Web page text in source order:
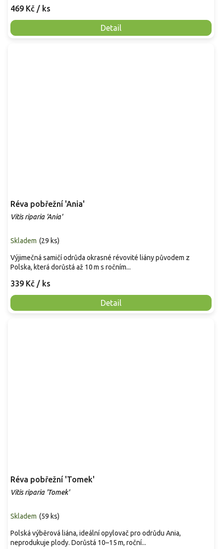
469 Kč / ks
Detail
Réva pobřežní 'Ania'
Vitis riparia 'Ania'
Skladem (29 ks)
339 Kč / ks
Detail
Výjimečná samičí odrůda okrasné révovité liány původem z
Polska, která dorůstá až 10 m s ročním...
Réva pobřežní 'Tomek'
Vitis riparia 'Tomek'
Skladem (59 ks)
Polská výběrová liána, ideální opylovač pro odrůdu Ania,
neprodukuje plody. Dorůstá 10–15 m, roční...